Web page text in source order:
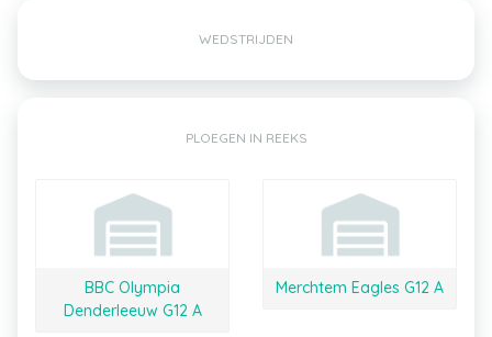
WEDSTRIJDEN
PLOEGEN IN REEKS
BBC Olympia
Denderleeuw G12 A
Merchtem Eagles G12 A